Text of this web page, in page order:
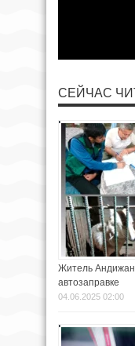
СЕЙЧАС
Житель
автозаправке
04.06.2025 02:00